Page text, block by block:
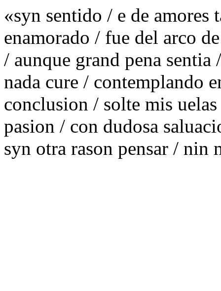
«syn sentido / e de amores
enamorado / fue del arco
/ aunque grand pena
nada cure / contemplando
conclusion / solte mis
pasion / con dudosa
syn otra rason pensar / nin